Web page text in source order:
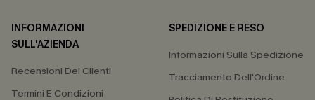
INFORMAZIONI
SULL'AZIENDA
Recensioni Dei Clienti
Termini E Condizioni
SPEDIZIONE E RESO
Informazioni Sulla Spedizione
Tracciamento Dell'Ordine